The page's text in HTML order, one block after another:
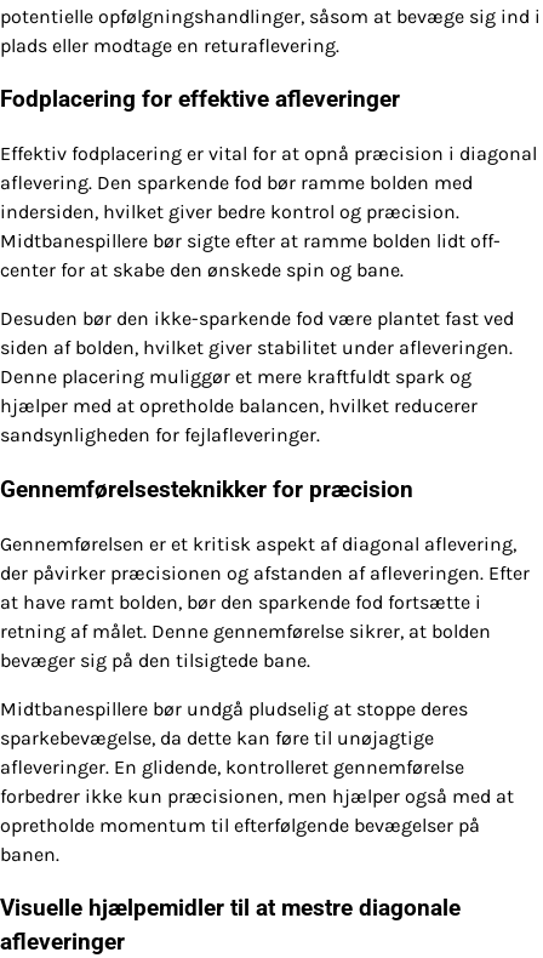
potentielle opfølgningshandlinger, såsom at bevæge sig ind i
plads eller modtage en returaflevering.
Fodplacering for effektive afleveringer
Effektiv fodplacering er vital for at opnå præcision i diagonal
aflevering. Den sparkende fod bør ramme bolden med
indersiden, hvilket giver bedre kontrol og præcision.
Midtbanespillere bør sigte efter at ramme bolden lidt off-
center for at skabe den ønskede spin og bane.
Desuden bør den ikke-sparkende fod være plantet fast ved
siden af bolden, hvilket giver stabilitet under afleveringen.
Denne placering muliggør et mere kraftfuldt spark og
hjælper med at opretholde balancen, hvilket reducerer
sandsynligheden for fejlafleveringer.
Gennemførelsesteknikker for præcision
Gennemførelsen er et kritisk aspekt af diagonal aflevering,
der påvirker præcisionen og afstanden af afleveringen. Efter
at have ramt bolden, bør den sparkende fod fortsætte i
retning af målet. Denne gennemførelse sikrer, at bolden
bevæger sig på den tilsigtede bane.
Midtbanespillere bør undgå pludselig at stoppe deres
sparkebevægelse, da dette kan føre til unøjagtige
afleveringer. En glidende, kontrolleret gennemførelse
forbedrer ikke kun præcisionen, men hjælper også med at
opretholde momentum til efterfølgende bevægelser på
banen.
Visuelle hjælpemidler til at mestre diagonale
afleveringer